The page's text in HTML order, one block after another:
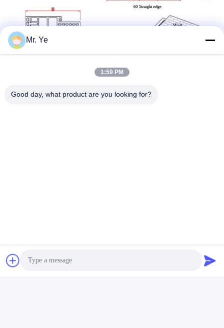
Mr. Ye
1:59 PM
Good day, what product are you looking for?